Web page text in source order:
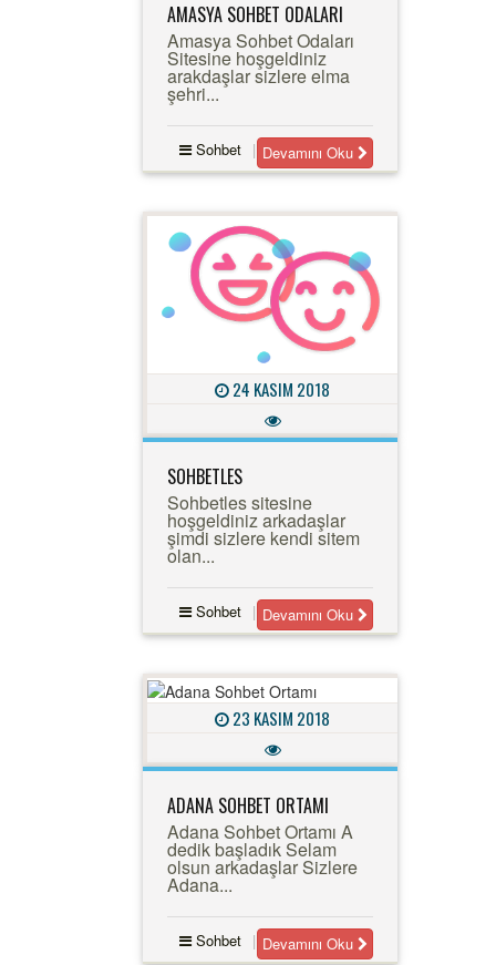
AMASYA SOHBET ODALARI
Amasya Sohbet Odaları
Sitesine hoşgeldiniz
arakdaşlar sizlere elma
şehri...
Sohbet Devamını Oku
24 KASIM 2018
SOHBETLES
Sohbetles sitesine
hoşgeldiniz arkadaşlar
şimdi sizlere kendi sitem
olan...
Sohbet Devamını Oku
23 KASIM 2018
ADANA SOHBET ORTAMI
Adana Sohbet Ortamı A
dedik başladık Selam
olsun arkadaşlar Sizlere
Adana...
Sohbet Devamını Oku